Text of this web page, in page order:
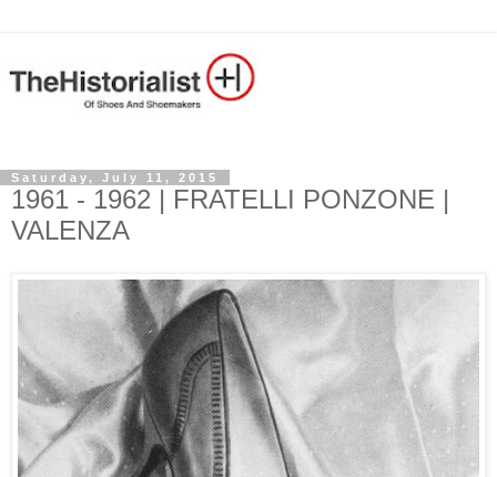
Saturday, July 11, 2015
1961 - 1962 | FRATELLI PONZONE |
VALENZA